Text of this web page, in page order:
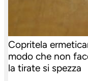
Copritela
modo che non
la tirate si spezza